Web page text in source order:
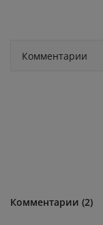
Комментарии
Комментарии (2)